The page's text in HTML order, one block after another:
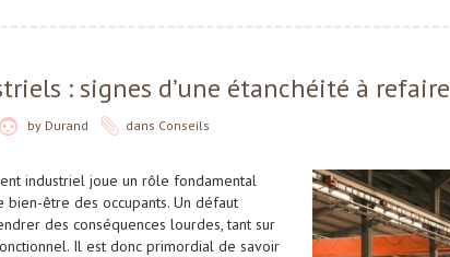
: signes d’une étanchéité à refaire
by Durand dans Conseils
industriel joue un rôle fondamental
être des occupants. Un défaut
des conséquences lourdes, tant sur
Il est donc primordial de savoir